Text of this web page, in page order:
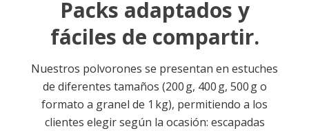
Packs adaptados y
fáciles de compartir.
Nuestros polvorones se presentan en estuches
de diferentes tamaños (200 g, 400 g, 500 g o
formato a granel de 1 kg), permitiendo a los
clientes elegir según la ocasión: escapadas